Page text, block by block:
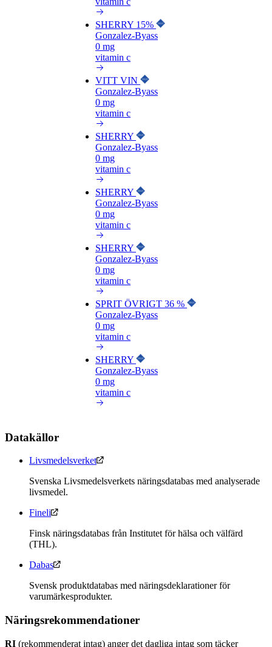
SHERRY 15%
Gonzalez-Byass
0 mg
vitamin c
VITT VIN
Gonzalez-Byass
0 mg
vitamin c
SHERRY
Gonzalez-Byass
0 mg
vitamin c
SHERRY
Gonzalez-Byass
0 mg
vitamin c
SHERRY
Gonzalez-Byass
0 mg
vitamin c
SPRIT ÖVRIGT 36 %
Gonzalez-Byass
0 mg
vitamin c
SHERRY
Gonzalez-Byass
0 mg
vitamin c
Datakällor
Livsmedelsverket
Svenska Livsmedelsverkets näringsdatabas med analyserade
livsmedel.
Fineli
Finsk näringsdatabas från Institutet för hälsa och välfärd
(THL).
Dabas
Svensk produktdatabas med näringsdeklarationer för
varumärkesprodukter.
Näringsrekommendationer
RI (rekommenderat intag) anger det dagliga intag som täcker